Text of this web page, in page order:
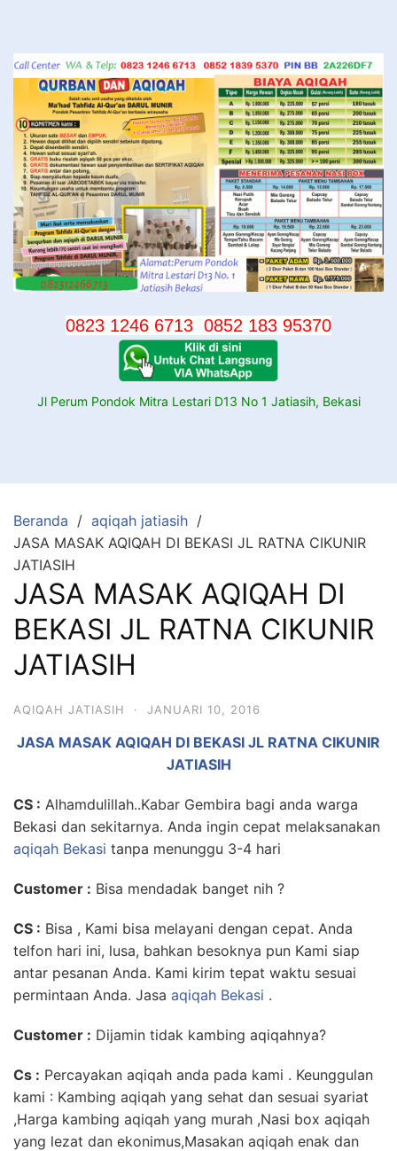
konten
0823 1246 6713 0852 183 95370
Jl Perum Pondok Mitra Lestari D13 No 1 Jatiasih, Bekasi
Beranda
aqiqah jatiasih
JASA MASAK AQIQAH DI BEKASI JL RATNA CIKUNIR
JATIASIH
JASA MASAK AQIQAH DI
BEKASI JL RATNA CIKUNIR
JATIASIH
AQIQAH JATIASIH · JANUARI 10, 2016
JASA MASAK AQIQAH DI BEKASI JL RATNA CIKUNIR
JATIASIH
CS : Alhamdulillah..Kabar Gembira bagi anda warga
Bekasi dan sekitarnya. Anda ingin cepat melaksanakan
aqiqah Bekasi tanpa menunggu 3-4 hari
Customer : Bisa mendadak banget nih ?
CS : Bisa , Kami bisa melayani dengan cepat. Anda
telfon hari ini, lusa, bahkan besoknya pun Kami siap
antar pesanan Anda. Kami kirim tepat waktu sesuai
permintaan Anda. Jasa aqiqah Bekasi .
Customer : Dijamin tidak kambing aqiqahnya?
Cs : Percayakan aqiqah anda pada kami . Keunggulan
kami : Kambing aqiqah yang sehat dan sesuai syariat
,Harga kambing aqiqah yang murah ,Nasi box aqiqah
yang lezat dan ekonimus,Masakan aqiqah enak dan